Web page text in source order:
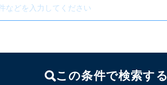
この条件で検索する